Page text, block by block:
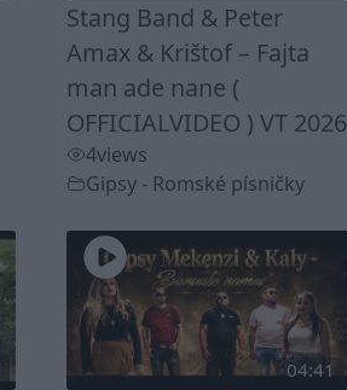
Stang Band & Peter
Amax & Krištof – Fajta
man ade nane (
OFFICIALVIDEO ) VT 2026
4views
Gipsy - Romské písničky
04:41